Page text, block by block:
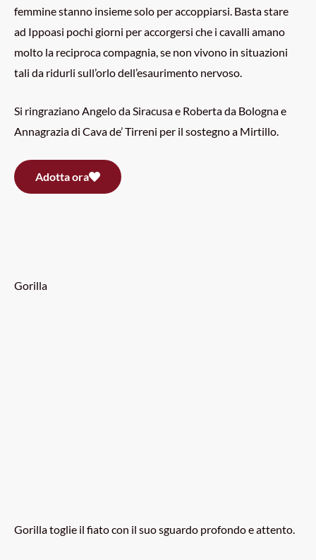
femmine stanno insieme solo per accoppiarsi. Basta stare
ad Ippoasi pochi giorni per accorgersi che i cavalli amano
molto la reciproca compagnia, se non vivono in situazioni
tali da ridurli sull’orlo dell’esaurimento nervoso.
Si ringraziano Angelo da Siracusa e Roberta da Bologna e
Annagrazia di Cava de’ Tirreni per il sostegno a Mirtillo.
Adotta ora
Gorilla toglie il fiato con il suo sguardo profondo e attento.
Gorilla